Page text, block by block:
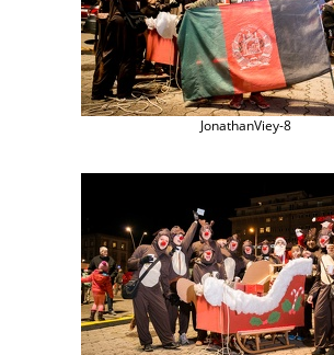
JonathanViey-8